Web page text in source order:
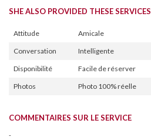
SHE ALSO PROVIDED THESE SERVICES
Attitude
Amicale
Conversation
Intelligente
Disponibilité
Facile de réserver
Photos
Photo 100% réelle
COMMENTAIRES SUR LE SERVICE
-